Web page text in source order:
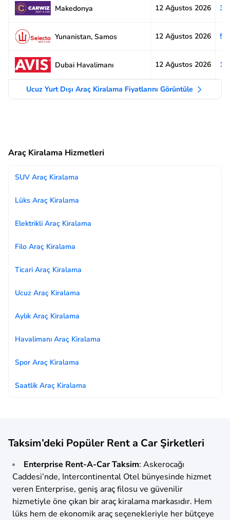
Makedonya 12 Ağustos 2026
Yunanistan, Samos 12 Ağustos 2026
Dubai Havalimanı 12 Ağustos 2026
Ucuz Yurt Dışı Araç Kiralama Fiyatlarını Görüntüle
Araç Kiralama Hizmetleri
SUV Araç Kiralama
Lüks Araç Kiralama
Elektrikli Araç Kiralama
Filo Araç Kiralama
Ticari Araç Kiralama
Ucuz Araç Kiralama
Aylık Araç Kiralama
Havalimanı Araç Kiralama
Spor Araç Kiralama
Saatlik Araç Kiralama
Taksim’deki Popüler Rent a Car Şirketleri
Enterprise Rent-A-Car Taksim: Askerocağı
Caddesi’nde, Intercontinental Otel bünyesinde hizmet
veren Enterprise, geniş araç filosu ve güvenilir
hizmetiyle öne çıkan bir araç kiralama markasıdır. Hem
lüks hem de ekonomik araç seçenekleriyle her bütçeye